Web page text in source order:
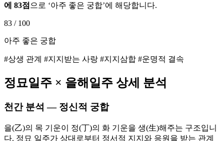
에 83점 으로 ‘아주 좋은 궁합’에 해당합니다.
83 / 100
아주 좋은 궁합
#상생 관계 #지지받는 사랑 #지지삼합 #운명적 결속
정묘일주 × 을해 일주 상세 분석
천간 분석 — 정신적 궁합
을(乙)의 목 기운이 정(丁)의 화 기운을 생(生)해주는 구조입니
다. 정묘 일주가 상대로부터 정서적 지지와 응원을 받는 관계